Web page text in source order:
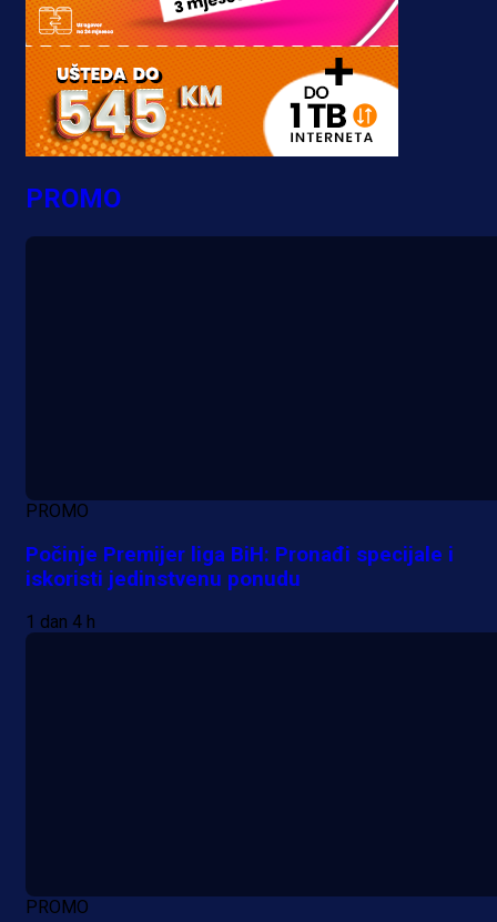
PROMO
PROMO
Počinje Premijer liga BiH: Pronađi specijale i
iskoristi jedinstvenu ponudu
1 dan 4 h
PROMO